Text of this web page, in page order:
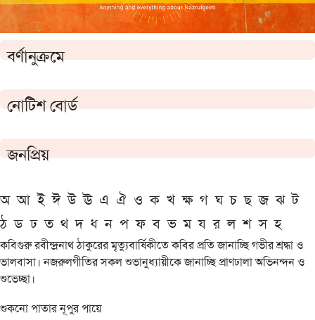
বর্ণানুক্রমে
নোটিশ বোর্ড
জনপ্রিয়
অ আ ই ঈ উ ঊ এ ঐ ও ক খ ক্ষ গ ঘ চ ছ জ ঝ ট
ঠ ড ঢ ত থ দ ধ ন প ফ ব ভ ম য র ল শ স হ
কবিগুরু রবীন্দ্রনাথ ঠাকুরের মৃত্যুবার্ষিকীতে কবির প্রতি জানাচ্ছি গভীর শ্রদ্ধা ও
ভালবাসা। নজরুলগীতির সকল শুভানুধ্যায়ীকে জানাচ্ছি প্রাণঢালা অভিনন্দন ও
শুভেচ্ছা।
শুকনো পাতার নূপুর পায়ে